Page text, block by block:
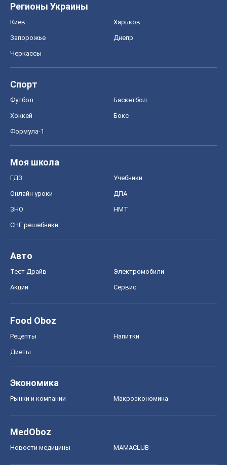
Регионы Украины
Киев Харьков
Запорожье Днепр
Черкассы
Спорт
Футбол Баскетбол
Хоккей Бокс
Формула-1
Моя школа
ГДЗ Учебники
Онлайн уроки ДПА
ЗНО НМТ
СНГ решебники
Авто
Тест Драйв Электромобили
Акции Сервис
Food Oboz
Рецепты Напитки
Диеты
Экономика
Рынки и компании Mакроэкономика
MedOboz
Новости медицины MAMACLUB